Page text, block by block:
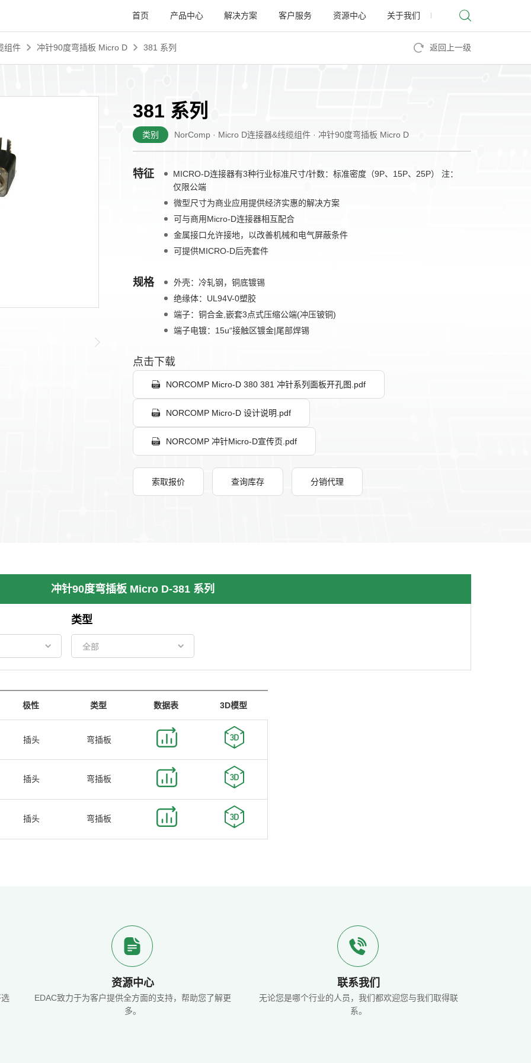
首页 产品中心 解决方案 客户服务 资源中心 关于我们
组件 冲针90度弯插板 Micro D 381 系列 返回上一级
381 系列
类别 NorComp · Micro D连接器&线缆组件 · 冲针90度弯插板 Micro D
特征
MICRO-D连接器有3种行业标准尺寸/针数：标准密度（9P、15P、25P） 注：
仅限公端
微型尺寸为商业应用提供经济实惠的解决方案
可与商用Micro-D连接器相互配合
金属接口允许接地，以改善机械和电气屏蔽条件
可提供MICRO-D后壳套件
规格
外壳：冷轧钢，铜底镀锡
绝缘体：UL94V-0塑胶
端子：铜合金,嵌套3点式压缩公端(冲压铍铜)
端子电镀：15u“接触区镀金|尾部焊锡
点击下载
NORCOMP Micro-D 380 381 冲针系列面板开孔图.pdf
NORCOMP Micro-D 设计说明.pdf
NORCOMP 冲针Micro-D宣传页.pdf
索取报价 查询库存 分销代理
冲针90度弯插板 Micro D-381 系列
类型
极性 类型 数据表 3D模型
插头 弯插板
插头 弯插板
插头 弯插板
资源中心
EDAC致力于为客户提供全方面的支持，帮助您了解更
多。
联系我们
无论您是哪个行业的人员，我们都欢迎您与我们取得联
系。